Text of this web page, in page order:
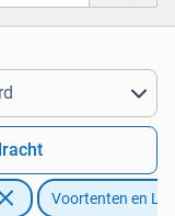
Voortenten en